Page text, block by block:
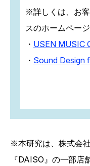
※詳しくは、お
スのホームペー
・ USEN MUSIC
・ Sound Design
※本研究は、株式会
『DAISO』の一部店